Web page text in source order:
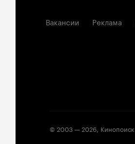
Вакансии Реклама
© 2003 —2026, Кинопоиск